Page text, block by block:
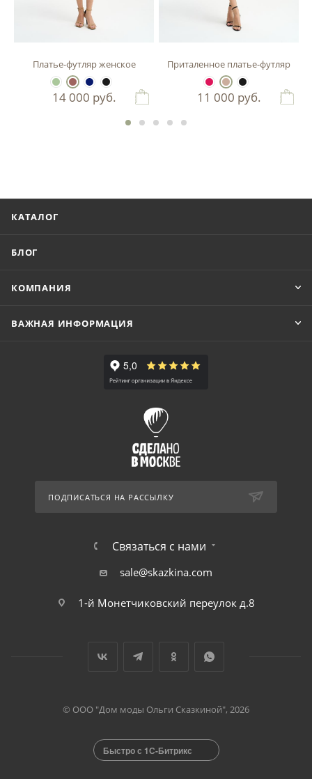
Платье-футляр женское
14 000 руб.
Приталенное платье-футляр
11 000 руб.
КАТАЛОГ
БЛОГ
КОМПАНИЯ
ВАЖНАЯ ИНФОРМАЦИЯ
ПОДПИСАТЬСЯ НА РАССЫЛКУ
Связаться с нами
sale@skazkina.com
1-й Монетчиковский переулок д.8
© ООО "Дом моды Ольги Сказкиной", 2026
Быстро с 1С-Битрикс